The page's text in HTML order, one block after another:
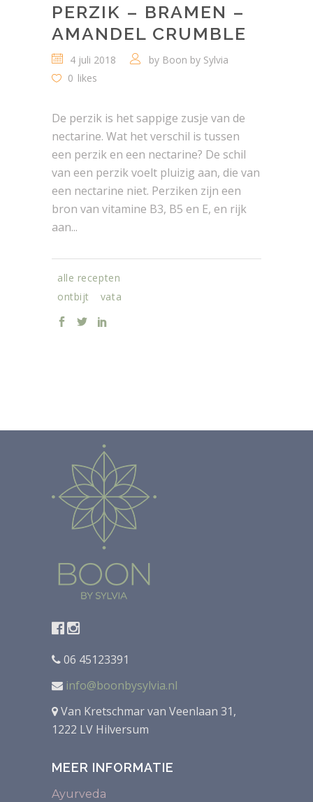
PERZIK – BRAMEN –
AMANDEL CRUMBLE
4 juli 2018 by Boon by Sylvia
0 likes
De perzik is het sappige zusje van de
nectarine. Wat het verschil is tussen
een perzik en een nectarine? De schil
van een perzik voelt pluizig aan, die van
een nectarine niet. Perziken zijn een
bron van vitamine B3, B5 en E, en rijk
aan...
alle recepten
ontbijt
vata
06 45123391
info@boonbysylvia.nl
Van Kretschmar van Veenlaan 31,
1222 LV Hilversum
MEER INFORMATIE
Ayurveda